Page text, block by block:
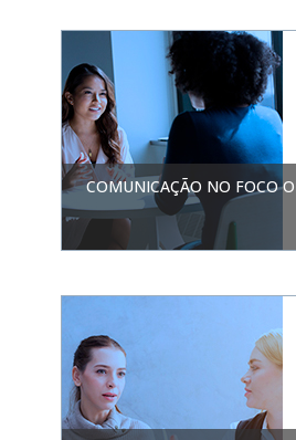
COMUNICAÇÃO NO FOCO